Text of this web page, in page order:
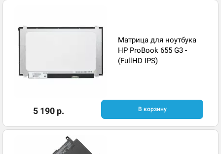
Матрица для ноутбука
HP ProBook 655 G3 -
(FullHD IPS)
5 190 р. В корзину